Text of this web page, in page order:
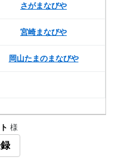
さがまなびや
宮崎まなびや
岡山たまのまなびや
様